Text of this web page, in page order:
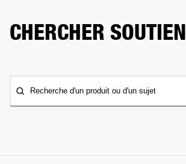
CHERCHER SOUTIEN
Recherche d'un produit ou d'un sujet